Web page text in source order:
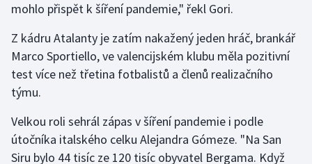
Judo
Krasobruslení
Lezení
Lyže a snowboard
mohlo přispět k šíření pandemie," řekl Gori.
Z kádru Atalanty je zatím nakažený jeden hráč, brankář
Marco Sportiello, ve valencijském klubu měla pozitivní
test více než třetina fotbalistů a členů realizačního
týmu.
Velkou roli sehrál zápas v šíření pandemie i podle
útočníka italského celku Alejandra Gómeze. "Na San
Siru bylo 44 tisíc ze 120 tisíc obyvatel Bergama. Když